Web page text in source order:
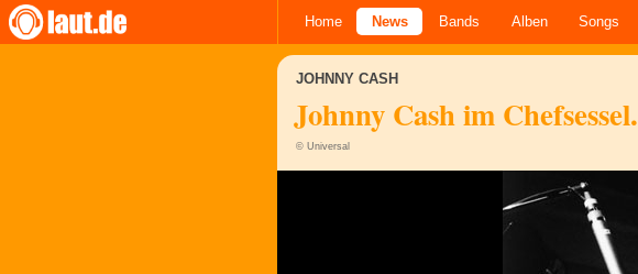
Home News Bands Alben Songs
JOHNNY CASH
Johnny Cash im Chefsessel.
© Universal